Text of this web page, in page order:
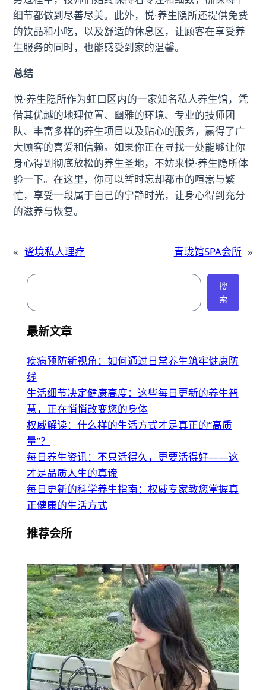
细节都做到尽善尽美。此外，悦·养生隐所还提供免费
的饮品和小吃，以及舒适的休息区，让顾客在享受养
生服务的同时，也能感受到家的温馨。
总结
悦·养生隐所作为虹口区内的一家知名私人养生馆，凭
借其优越的地理位置、幽雅的环境、专业的技师团
队、丰富多样的养生项目以及贴心的服务，赢得了广
大顾客的喜爱和信赖。如果你正在寻找一处能够让你
身心得到彻底放松的养生圣地，不妨来悦·养生隐所体
验一下。在这里，你可以暂时忘却都市的喧嚣与繁
忙，享受一段属于自己的宁静时光，让身心得到充分
的滋养与恢复。
« 谧境私人理疗 青珑馆SPA会所 »
搜
搜
索
最新文章
疾病预防新视角：如何通过日常养生筑牢健康防
线
生活细节决定健康高度：这些每日更新的养生智
慧，正在悄悄改变您的身体
权威解读：什么样的生活方式才是真正的“高质
量”？
每日养生资讯：不只活得久，更要活得好——这
才是品质人生的真谛
每日更新的科学养生指南：权威专家教您掌握真
正健康的生活方式
推荐会所